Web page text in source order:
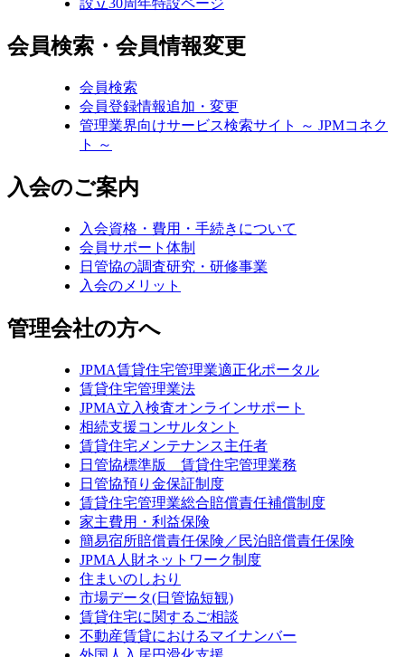
設立30周年特設ページ
会員検索・会員情報変更
会員検索
会員登録情報追加・変更
管理業界向けサービス検索サイト ～ JPMコネク
ト ～
入会のご案内
入会資格・費用・手続きについて
会員サポート体制
日管協の調査研究・研修事業
入会のメリット
管理会社の方へ
JPMA賃貸住宅管理業適正化ポータル
賃貸住宅管理業法
JPMA立入検査オンラインサポート
相続支援コンサルタント
賃貸住宅メンテナンス主任者
日管協標準版 賃貸住宅管理業務
日管協預り金保証制度
賃貸住宅管理業総合賠償責任補償制度
家主費用・利益保険
簡易宿所賠償責任保険／民泊賠償責任保険
JPMA人財ネットワーク制度
住まいのしおり
市場データ(日管協短観)
賃貸住宅に関するご相談
不動産賃貸におけるマイナンバー